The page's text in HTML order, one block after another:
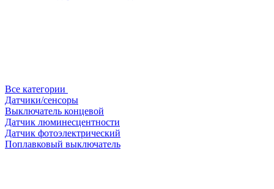
Все категории
Датчики/сенсоры
Выключатель концевой
Датчик люминесцентности
Датчик фотоэлектрический
Поплавковый выключатель